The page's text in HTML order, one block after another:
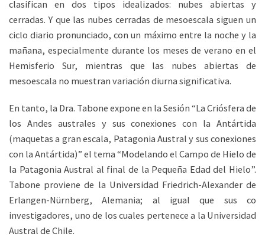
clasifican en dos tipos idealizados: nubes abiertas y
cerradas. Y que las nubes cerradas de mesoescala siguen un
ciclo diario pronunciado, con un máximo entre la noche y la
mañana, especialmente durante los meses de verano en el
Hemisferio Sur, mientras que las nubes abiertas de
mesoescala no muestran variación diurna significativa.
En tanto, la Dra. Tabone expone en la Sesión “La Criósfera de
los Andes australes y sus conexiones con la Antártida
(maquetas a gran escala, Patagonia Austral y sus conexiones
con la Antártida)” el tema “Modelando el Campo de Hielo de
la Patagonia Austral al final de la Pequeña Edad del Hielo”.
Tabone proviene de la Universidad Friedrich-Alexander de
Erlangen-Nürnberg, Alemania; al igual que sus co
investigadores, uno de los cuales pertenece a la Universidad
Austral de Chile.